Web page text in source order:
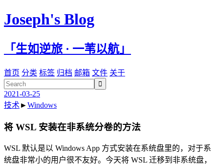
Joseph's Blog
「生如逆旅 · 一苇以航」
首页 分类 标签 归档 邮箱 文件 关于

2021-03-25
技术►Windows
将 WSL 安装在非系统分卷的方法
WSL 默认是以 Windows App 方式安装在系统盘里的，对于系
统盘非常小的用户很不友好。今天将 WSL 迁移到非系统盘，